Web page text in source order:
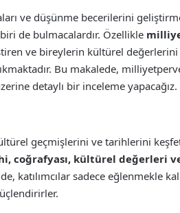
ve düşünme becerilerini
de bulmacalardır. Özellikle
ve bireylerin kültürel değerlerini
Bu makalede,
detaylı bir inceleme yapacağız.
geçmişlerini ve tarihlerini
coğrafyası, kültürel değerleri
katılımcılar sadece eğlenmekle